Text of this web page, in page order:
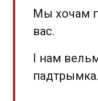
Мы хочам
вас.
І нам
падтрымка.